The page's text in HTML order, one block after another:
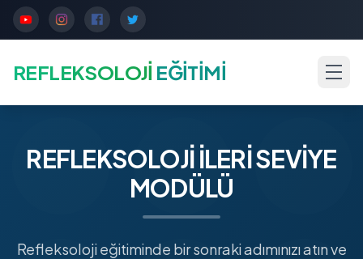
REFLEKSOLOJİ EĞİTİMİ
REFLEKSOLOJİ İLERİ SEVİYE
MODÜLÜ
Refleksoloji eğitiminde bir sonraki adımınızı atın ve